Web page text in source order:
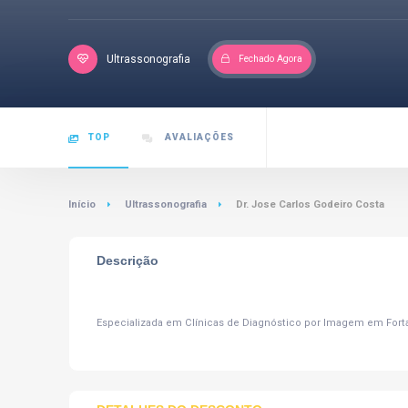
Ultrassonografia Fechado Agora
TOP AVALIAÇÕES
Início Ultrassonografia Dr. Jose Carlos Godeiro Costa
Descrição
Especializada em Clínicas de Diagnóstico por Imagem em